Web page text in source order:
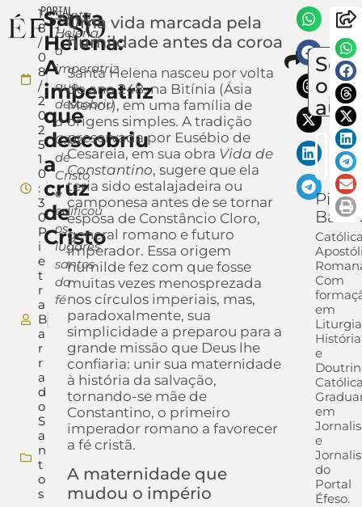
1
8
/
0
8
/
2
0
2
5
1
0
:
3
0
P
i
e
t
r
a
B
a
r
r
a
d
o
S
a
n
t
o
s
Santa
Helena:
A
imperatriz
que
descobriu
a
cruz
de
Cristo
Santa
Helena,
a
imperatriz
que
descobriu
a
Cruz
de
Cristo
e
edificou
os
lugares
santos
da
fé
Uma vida marcada pela
humildade antes da coroa
Santa Helena nasceu por volta
do ano 248, na Bitínia (Ásia
Menor), em uma família de
origens simples. A tradição
preservada por Eusébio de
Cesareia, em sua obra Vida de
Constantino, sugere que ela
teria sido estalajadeira ou
camponesa antes de se tornar
esposa de Constâncio Cloro,
general romano e futuro
imperador. Essa origem
humilde fez com que fosse
muitas vezes menosprezada
nos círculos imperiais, mas,
paradoxalmente, sua
simplicidade a preparou para a
grande missão que Deus lhe
confiaria: unir sua maternidade
à história da salvação,
tornando-se mãe de
Constantino, o primeiro
imperador romano a favorecer
a fé cristã.
A maternidade que
mudou o império
o
Pietra
Com
em
História
e
em
e
do
Portal
Éfeso.